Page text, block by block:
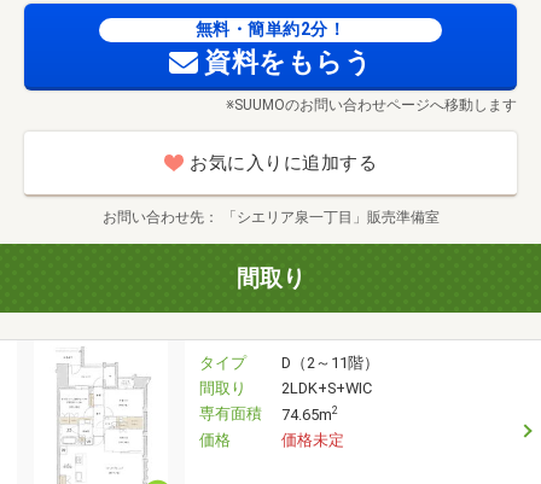
無料・簡単約2分！
資料をもらう
※SUUMOのお問い合わせページへ移動します
お気に入りに追加する
お問い合わせ先 「シエリア泉一丁目」販売準備室
間取り
タイプ
D（2～11階）
間取り
2LDK+S+WIC
専有面積
74.65m2
価格 価格未定